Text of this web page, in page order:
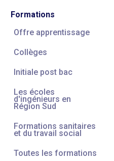
Formations
Offre apprentissage
Collèges
Initiale post bac
Les écoles
d'ingénieurs en
Région Sud
Formations sanitaires
et du travail social
Toutes les formations